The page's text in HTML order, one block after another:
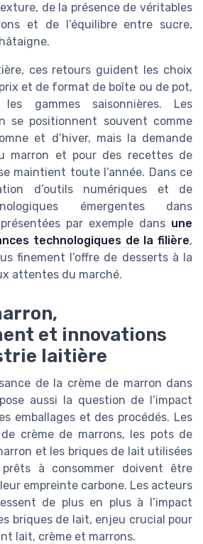
de la présence de véritables
et de l’équilibre entre sucre,
ces retours guident les choix
et de format de boîte ou de pot,
gammes saisonnières. Les
se positionnent souvent comme
et d’hiver, mais la demande
marron et pour des recettes de
maintient toute l’année. Dans ce
d’outils numériques et de
émergentes dans
par exemple dans une
technologiques de la filière,
finement l’offre de desserts à la
attentes du marché.
et innovations
laitière
de la crème de marron dans
aussi la question de l’impact
emballages et des procédés. Les
crème de marrons, les pots de
et les briques de lait utilisées
à consommer doivent être
empreinte carbone. Les acteurs
de plus en plus à l’impact
briques de lait, enjeu crucial pour
lait, crème et marrons.